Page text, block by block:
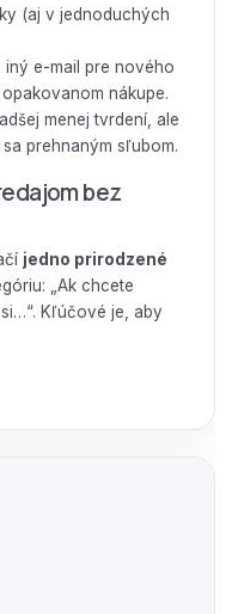
(aj v jednoduchých
iný e-mail pre nového
nákupe.
menej tvrdení, ale
prehnaným sľubom.
bez
jedno prirodzené
„Ak chcete
Kľúčové je, aby